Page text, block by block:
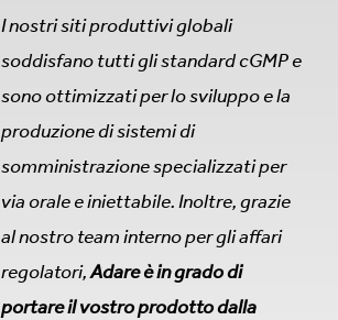
I nostri siti produttivi globali
soddisfano tutti gli standard cGMP e
sono ottimizzati per lo sviluppo e la
produzione di sistemi di
somministrazione specializzati per
via orale e iniettabile. Inoltre, grazie
al nostro team interno per gli affari
regolatori,Adare è in grado di
portare il vostro prodotto dalla